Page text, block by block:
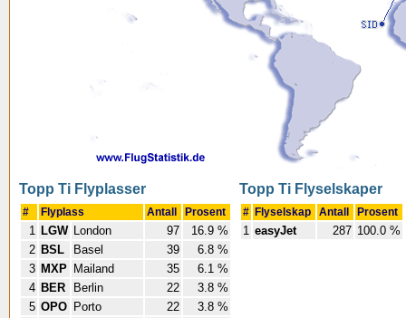
Topp Ti Flyplasser
# Flyplass Antall Prosent
1 LGW London 97
16.9 %
2 BSL Basel 39
6.8 %
3 MXP Mailand 35
6.1 %
4 BER Berlin 22
3.8 %
5 OPO Porto 22
3.8 %
Topp Ti Flyselskaper
# Flyselskap Antall Prosent
1 easyJet 287 100.0 %